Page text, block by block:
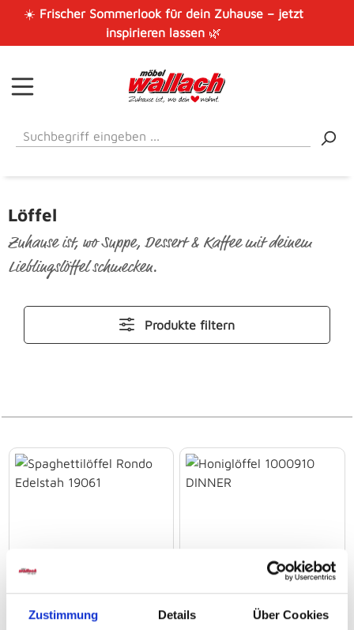
Zustimmung Details Über Cookies
Zum Hauptinhalt springen
☀️ Frischer Sommerlook für dein Zuhause – jetzt
inspirieren lassen🌿
Löffel
Zuhause ist, wo Suppe, Dessert & Kaffee mit deinem
Lieblingslöffel schmecken.
Produkte filtern
Edelstah 19061
Honiglöffel 1000910
DINNER